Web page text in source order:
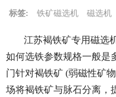
标签: 铁矿磁选机 磁选机
江苏褐铁矿专用磁选
如何选铁参数规格一般是
门针对褐铁矿 (弱磁性矿
场将褐铁矿与脉石分离，